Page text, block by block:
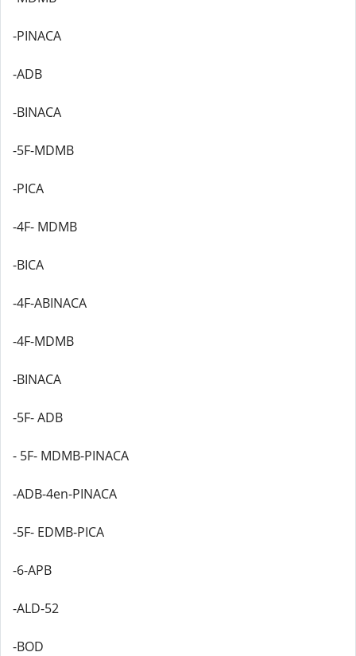
-PINACA
-ADB
-BINACA
-5F-MDMB
-PICA
-4F- MDMB
-BICA
-4F-ABINACA
-4F-MDMB
-BINACA
-5F- ADB
- 5F- MDMB-PINACA
-ADB-4en-PINACA
-5F- EDMB-PICA
-6-APB
-ALD-52
-BOD